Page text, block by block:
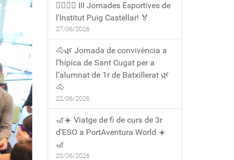
🏃‍♀️🏃‍♂️ III Jornades Esportives de
l'Institut Puig Castellar! 🏅
27/06/2026
🐴🌿 Jornada de convivència a
l’hípica de Sant Cugat per a
l’alumnat de 1r de Batxillerat 🌿
🐴
22/06/2026
🎢☀️ Viatge de fi de curs de 3r
d’ESO a PortAventura World ☀️
🎢
20/06/2026